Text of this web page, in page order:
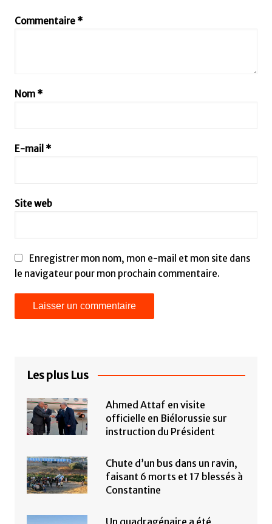
Commentaire *
Nom *
E-mail *
Site web
Enregistrer mon nom, mon e-mail et mon site dans
le navigateur pour mon prochain commentaire.
Les plus Lus
Ahmed Attaf en visite
officielle en Biélorussie sur
instruction du Président
Chute d’un bus dans un ravin,
faisant 6 morts et 17 blessés à
Constantine
Un quadragénaire a été